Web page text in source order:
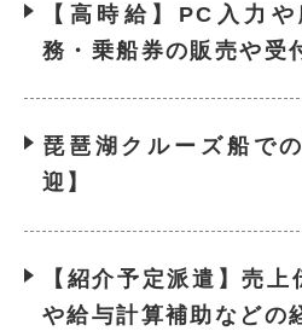
【高時給】PC入力
務・乗船券の販売や受
琵琶湖クルーズ船で
迎】
【紹介予定派遣】売
や給与計算補助などの